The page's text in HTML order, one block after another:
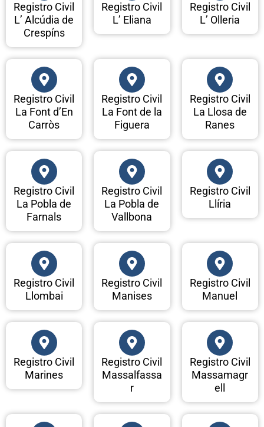
Registro Civil
L’ Alcúdia de
Crespíns
Registro Civil
L’ Eliana
Registro Civil
L’ Olleria
Registro Civil
La Font d’En
Carròs
Registro Civil
La Font de la
Figuera
Registro Civil
La Llosa de
Ranes
Registro Civil
La Pobla de
Farnals
Registro Civil
La Pobla de
Vallbona
Registro Civil
Llíria
Registro Civil
Llombai
Registro Civil
Manises
Registro Civil
Manuel
Registro Civil
Marines
Registro Civil
Massalfassa
r
Registro Civil
Massamagr
ell